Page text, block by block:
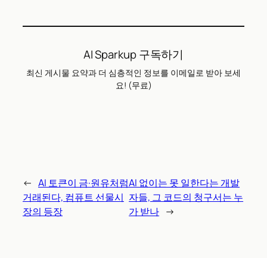
AI Sparkup 구독하기
최신 게시물 요약과 더 심층적인 정보를 이메일로 받아 보세
요! (무료)
← AI 토큰이 금·원유처럼
거래된다, 컴퓨트 선물시
장의 등장
AI 없이는 못 일한다는 개발
자들, 그 코드의 청구서는 누
가 받나 →